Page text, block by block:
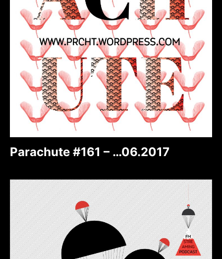
Parachute #161 – …06.2017